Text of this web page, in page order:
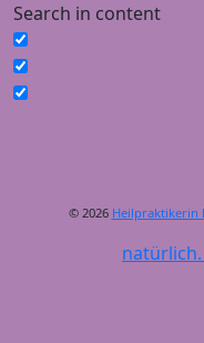
Search in content
© 2026 Heilpraktikerin
natürlich.